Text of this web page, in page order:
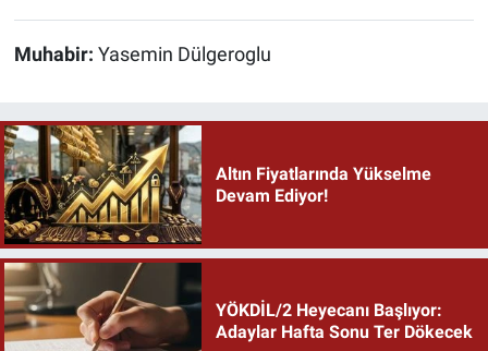
Muhabir: Yasemin Dülgeroglu
Altın Fiyatlarında Yükselme
Devam Ediyor!
YÖKDİL/2 Heyecanı Başlıyor:
Adaylar Hafta Sonu Ter Dökecek